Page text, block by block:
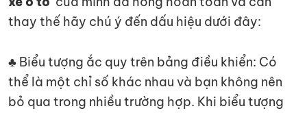
thay thế hãy chú ý đến dấu hiệu dưới đây:
♣ Biểu tượng ắc quy trên bảng điều khiển: Có
thể là một chỉ số khác nhau và bạn không nên
bỏ qua trong nhiều trường hợp. Khi biểu tượng